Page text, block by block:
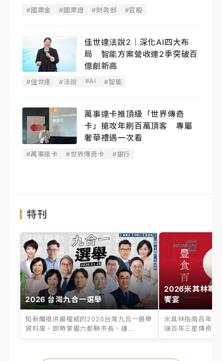
#國票金 #國票證 #財政部 #官股
佳世達法說2｜深化AI四大布
局 智能方案營收連2季突破百
億創新高
#佳世達 #法說 #AI #智能
萬事達卡推頂級「世界傳奇
卡」搶攻年刷百萬頂客 專屬
奢華禮遇一次看
#萬事達卡 #世界傳奇卡 #銀行
特刊
2026 台灣九合一選舉
知新聞提供最權威的2026台灣九合一選舉
資料庫。即時掌握六都縣市長、議...
2026米其林專
饗宴
米其林指南百年之
瑞百年三星傳奇、